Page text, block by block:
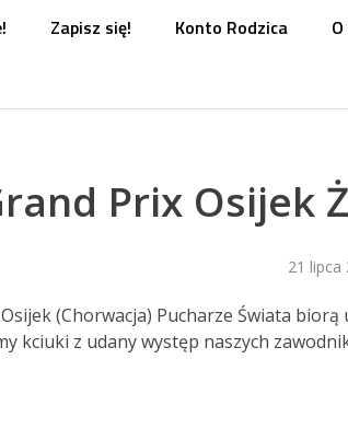
Zapisz się! Konto Rodzica
Prix Osijek
21 lipca
(Chorwacja) Pucharze Świata biorą
kciuki z udany występ naszych